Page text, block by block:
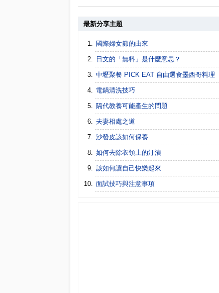
最新分享主題
國際婦女節的由來
日文的「無料」是什麼意思？
中壢聚餐 PICK EAT 自由選食墨西哥料理
電鍋清洗技巧
隔代教養可能產生的問題
夫妻相處之道
沙發皮該如何保養
如何去除衣領上的汙漬
該如何讓自己快樂起來
面試技巧與注意事項